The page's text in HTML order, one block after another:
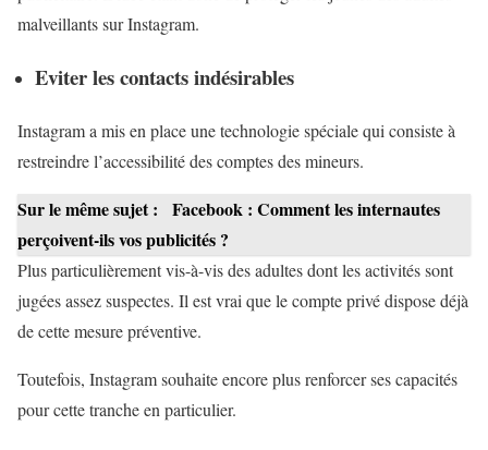
malveillants sur Instagram.
Eviter les contacts indésirables
Instagram a mis en place une technologie spéciale qui consiste à
restreindre l’accessibilité des comptes des mineurs.
Sur le même sujet :
Facebook : Comment les internautes
perçoivent-ils vos publicités ?
Plus particulièrement vis-à-vis des adultes dont les activités sont
jugées assez suspectes. Il est vrai que le compte privé dispose déjà
de cette mesure préventive.
Toutefois, Instagram souhaite encore plus renforcer ses capacités
pour cette tranche en particulier.